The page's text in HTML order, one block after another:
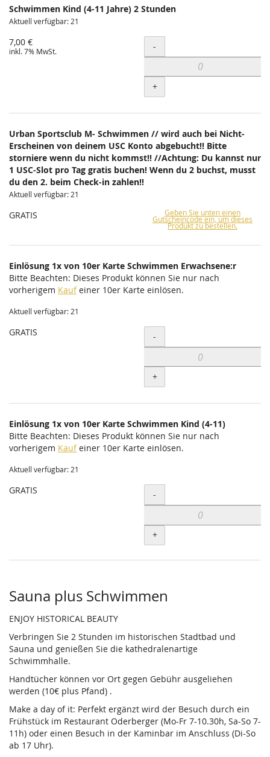
Schwimmen Kind (4-11 Jahre) 2 Stunden
Aktuell verfügbar: 21
7,00 €
inkl. 7% MwSt. Menge
-
+
Urban Sportsclub M- Schwimmen // wird auch bei Nicht-
Erscheinen von deinem USC Konto abgebucht!! Bitte
storniere wenn du nicht kommst!! //Achtung: Du kannst nur
1 USC-Slot pro Tag gratis buchen! Wenn du 2 buchst, musst
du den 2. beim Check-in zahlen!!
Aktuell verfügbar: 21
GRATIS Geben Sie unten einen
Gutscheincode ein, um dieses
Produkt zu bestellen.
Einlösung 1x von 10er Karte Schwimmen Erwachsene:r
Bitte Beachten: Dieses Produkt können Sie nur nach
vorherigem Kaufeiner 10er Karte einlösen.
Aktuell verfügbar: 21
GRATIS Menge
-
+
Einlösung 1x von 10er Karte Schwimmen Kind (4-11)
Bitte Beachten: Dieses Produkt können Sie nur nach
vorherigem Kaufeiner 10er Karte einlösen.
Aktuell verfügbar: 21
GRATIS Menge
-
+
Sauna plus Schwimmen
ENJOY HISTORICAL BEAUTY
Verbringen Sie 2 Stunden im historischen Stadtbad und
Sauna und genießen Sie die kathedralenartige
Schwimmhalle.
Handtücher können vor Ort gegen Gebühr ausgeliehen
werden (10€ plus Pfand) .
Make a day of it: Perfekt ergänzt wird der Besuch durch ein
Frühstück im Restaurant Oderberger (Mo-Fr 7-10.30h, Sa-So 7-
11h) oder einen Besuch in der Kaminbar im Anschluss (Di-So
ab 17 Uhr).